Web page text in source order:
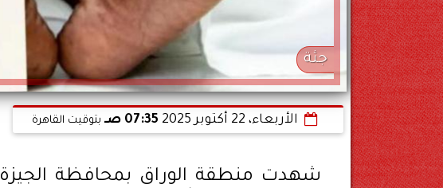
جثة
الأربعاء، 22 أكتوبر 2025 07:35 صـ بتوقيت القاهرة
شهدت منطقة الوراق بمحافظة